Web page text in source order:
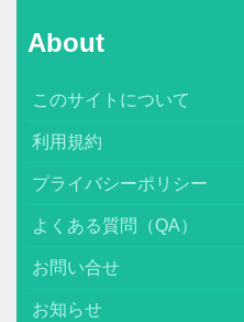
About
このサイトについて
利用規約
プライバシーポリシー
よくある質問（QA）
お問い合せ
お知らせ